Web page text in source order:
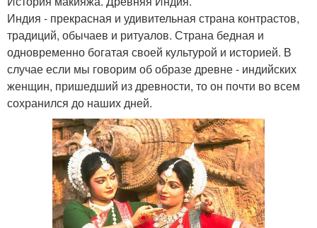
Индия - прекрасная и удивительная страна контрастов,
традиций, обычаев и ритуалов. Страна бедная и
одновременно богатая своей культурой и историей. В
случае если мы говорим об образе древне - индийских
женщин, пришедший из древности, то он почти во всем
сохранился до наших дней.